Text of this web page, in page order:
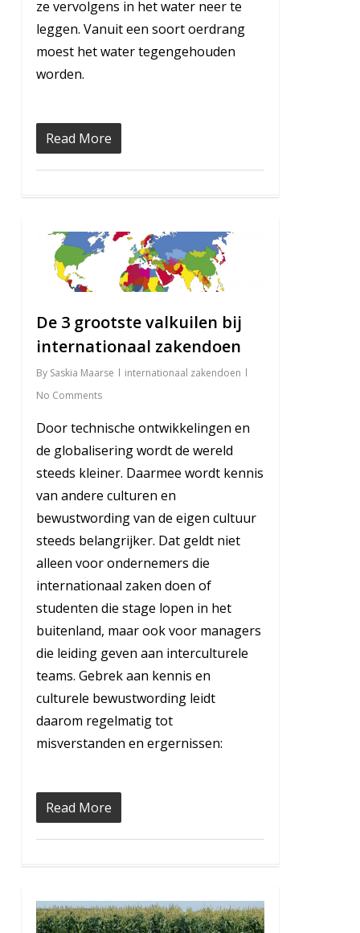
ze vervolgens in het water neer te
leggen. Vanuit een soort oerdrang
moest het water tegengehouden
worden.
Read More
De 3 grootste valkuilen bij
internationaal zakendoen
By Saskia Maarse
internationaal zakendoen
No Comments
Door technische ontwikkelingen en
de globalisering wordt de wereld
steeds kleiner. Daarmee wordt kennis
van andere culturen en
bewustwording van de eigen cultuur
steeds belangrijker. Dat geldt niet
alleen voor ondernemers die
internationaal zaken doen of
studenten die stage lopen in het
buitenland, maar ook voor managers
die leiding geven aan interculturele
teams. Gebrek aan kennis en
culturele bewustwording leidt
daarom regelmatig tot
misverstanden en ergernissen:
Read More
0
1